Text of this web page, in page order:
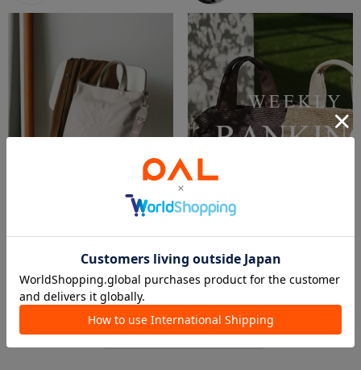
町田小田急店
russet
russet本部スタッフ
本部